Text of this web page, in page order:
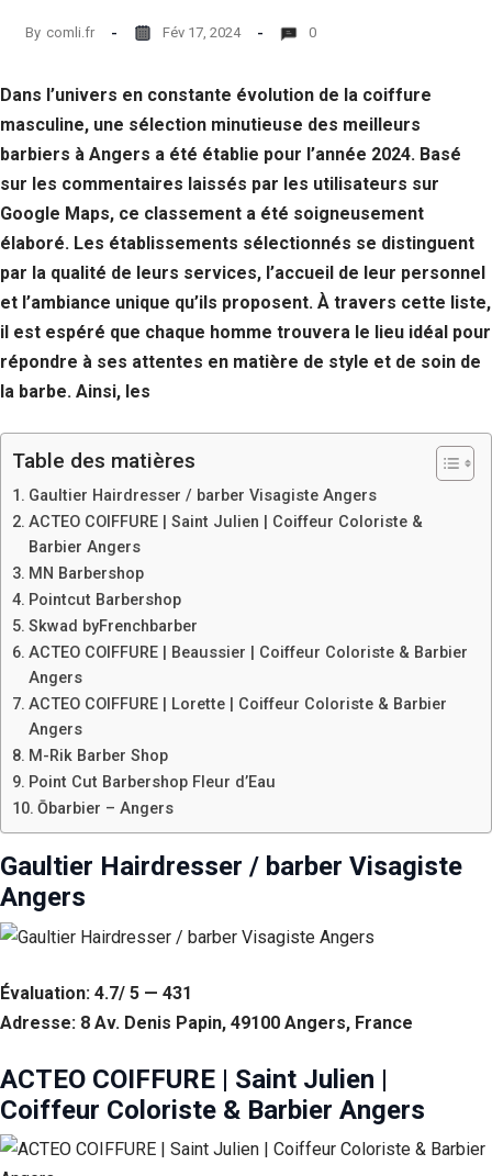
By comli.fr Fév 17, 2024 0
Dans l’univers en constante évolution de la coiffure
masculine, une sélection minutieuse des meilleurs
barbiers à Angers a été établie pour l’année 2024. Basé
sur les commentaires laissés par les utilisateurs sur
Google Maps, ce classement a été soigneusement
élaboré. Les établissements sélectionnés se distinguent
par la qualité de leurs services, l’accueil de leur personnel
et l’ambiance unique qu’ils proposent. À travers cette liste,
il est espéré que chaque homme trouvera le lieu idéal pour
répondre à ses attentes en matière de style et de soin de
la barbe. Ainsi, les
Table des matières
Gaultier Hairdresser / barber Visagiste Angers
ACTEO COIFFURE | Saint Julien | Coiffeur Coloriste &
Barbier Angers
MN Barbershop
Pointcut Barbershop
Skwad byFrenchbarber
ACTEO COIFFURE | Beaussier | Coiffeur Coloriste & Barbier
Angers
ACTEO COIFFURE | Lorette | Coiffeur Coloriste & Barbier
Angers
M-Rik Barber Shop
Point Cut Barbershop Fleur d’Eau
Ōbarbier – Angers
Gaultier Hairdresser / barber Visagiste
Angers
Évaluation: 4.7/ 5 — 431
Adresse: 8 Av. Denis Papin, 49100 Angers, France
ACTEO COIFFURE | Saint Julien |
Coiffeur Coloriste & Barbier Angers